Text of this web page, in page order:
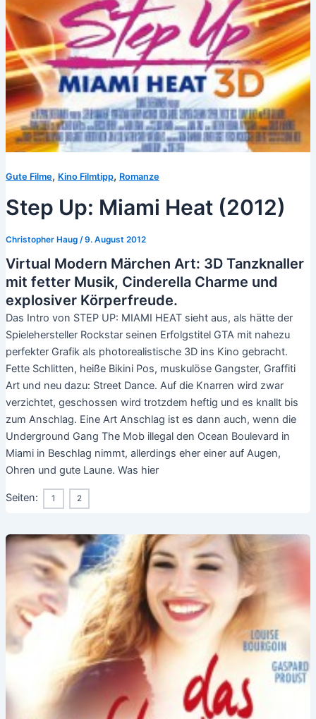
Gute Filme, Kino Filmtipp, Romanze
Step Up: Miami Heat (2012)
Christopher Haug /9. August 2012
Virtual Modern Märchen Art: 3D Tanzknaller
mit fetter Musik, Cinderella Charme und
explosiver Körperfreude.
Das Intro von STEP UP: MIAMI HEAT sieht aus, als hätte der
Spielehersteller Rockstar seinen Erfolgstitel GTA mit nahezu
perfekter Grafik als photorealistische 3D ins Kino gebracht.
Fette Schlitten, heiße Bikini Pos, muskulöse Gangster, Graffiti
Art und neu dazu: Street Dance. Auf die Knarren wird zwar
verzichtet, geschossen wird trotzdem heftig und es knallt bis
zum Anschlag. Eine Art Anschlag ist es dann auch, wenn die
Underground Gang The Mob illegal den Ocean Boulevard in
Miami in Beschlag nimmt, allerdings eher einer auf Augen,
Ohren und gute Laune. Was hier
Seiten: 1 2